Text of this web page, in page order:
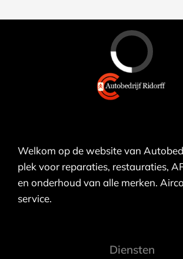
Welkom op de website van
plek voor reparaties, restauraties,
en onderhoud van alle merken.
service.
Diensten